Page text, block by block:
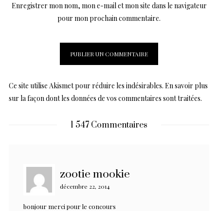
Enregistrer mon nom, mon e-mail et mon site dans le navigateur
pour mon prochain commentaire.
Ce site utilise Akismet pour réduire les indésirables. En savoir plus
sur la façon dont les données de vos commentaires sont traitées.
1 547 Commentaires
zootie mookie
décembre 22, 2014
bonjour merci pour le concours